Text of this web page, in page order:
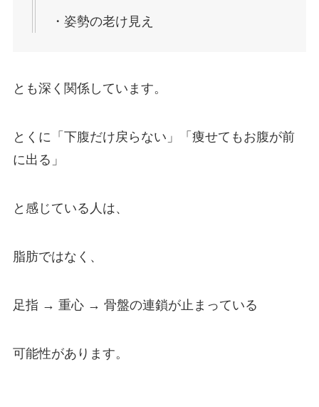
・姿勢の老け見え
とも深く関係しています。
とくに「下腹だけ戻らない」「痩せてもお腹が前
に出る」
と感じている人は、
脂肪ではなく、
足指 → 重心 → 骨盤の連鎖が止まっている
可能性があります。